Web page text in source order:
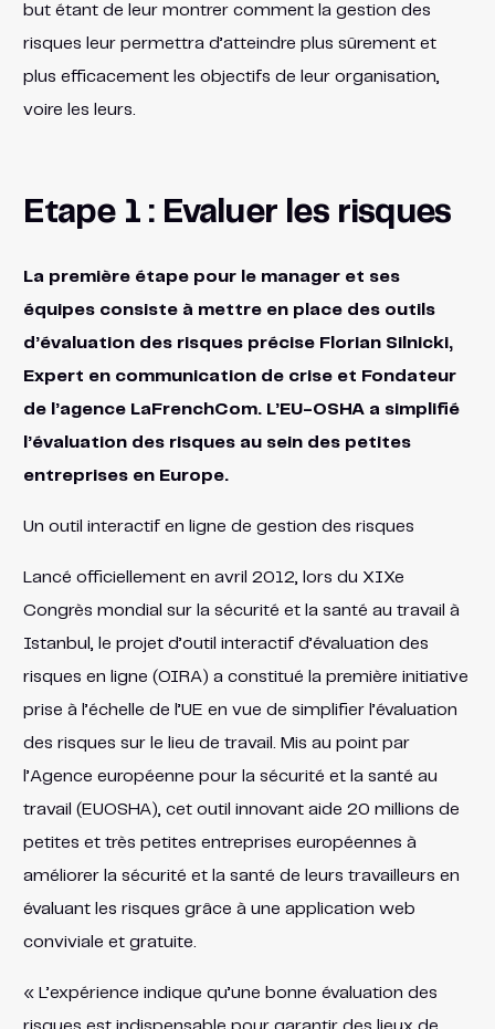
but étant de leur montrer comment la gestion des
risques leur permettra d’atteindre plus sûrement et
plus efficacement les objectifs de leur organisation,
voire les leurs.
Etape 1 : Evaluer les risques
La première étape pour le manager et ses
équipes consiste à mettre en place des outils
d’évaluation des risques précise Florian Silnicki,
Expert en communication de crise et Fondateur
de l’agence LaFrenchCom. L’EU-OSHA a simplifié
l’évaluation des risques au sein des petites
entreprises en Europe.
Un outil interactif en ligne de gestion des risques
Lancé officiellement en avril 2012, lors du XIXe
Congrès mondial sur la sécurité et la santé au travail à
Istanbul, le projet d’outil interactif d’évaluation des
risques en ligne (OIRA) a constitué la première initiative
prise à l’échelle de l’UE en vue de simplifier l’évaluation
des risques sur le lieu de travail. Mis au point par
l’Agence européenne pour la sécurité et la santé au
travail (EUOSHA), cet outil innovant aide 20 millions de
petites et très petites entreprises européennes à
améliorer la sécurité et la santé de leurs travailleurs en
évaluant les risques grâce à une application web
conviviale et gratuite.
« L’expérience indique qu’une bonne évaluation des